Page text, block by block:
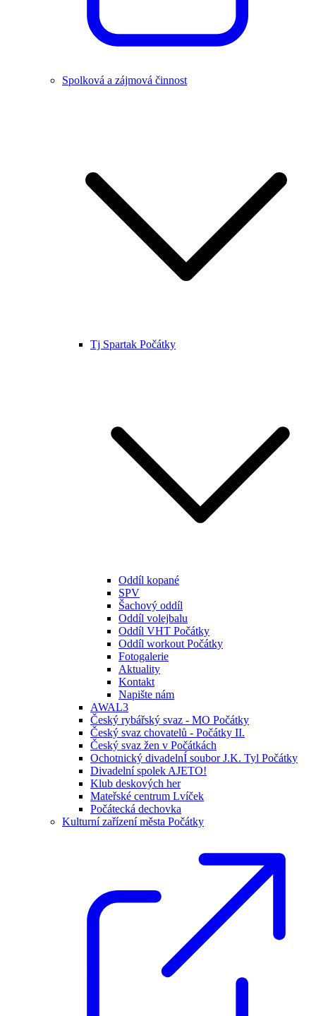
Spolková a zájmová činnost
Tj Spartak Počátky
Oddíl kopané
SPV
Šachový oddíl
Oddíl volejbalu
Oddíl VHT Počátky
Oddíl workout Počátky
Fotogalerie
Aktuality
Kontakt
Napište nám
AWAL3
Český rybářský svaz - MO Počátky
Český svaz chovatelů - Počátky II.
Český svaz žen v Počátkách
Ochotnický divadelnÍ soubor J.K. Tyl Počátky
Divadelní spolek AJETO!
Klub deskových her
Mateřské centrum Lvíček
Počátecká dechovka
Kulturní zařízení města Počátky